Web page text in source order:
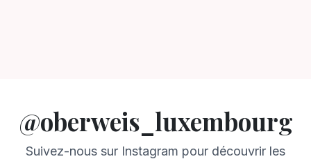
@oberweis_luxembourg
Suivez-nous sur Instagram pour découvrir les